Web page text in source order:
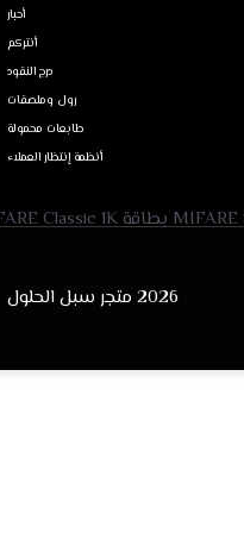
أحبار
أنتركم
درج النقود
رول وملصقات
طابعات محمولة
أنظمة إنتظار العملاء
2026 متجر سبل الحلول